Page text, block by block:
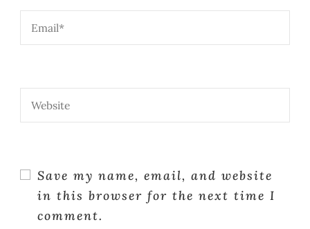
Save my name, email, and website
in this browser for the next time I
comment.